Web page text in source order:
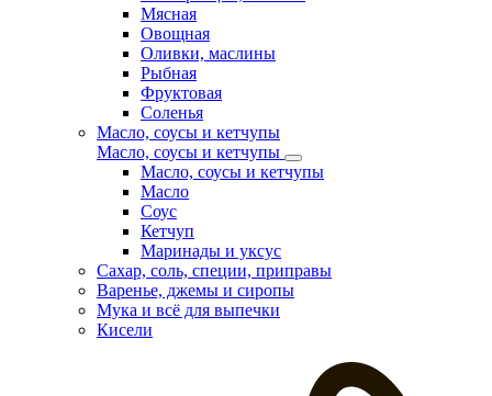
Мясная
Овощная
Оливки, маслины
Рыбная
Фруктовая
Соленья
Масло, соусы и кетчупы
Масло, соусы и кетчупы
Масло, соусы и кетчупы
Масло
Соус
Кетчуп
Маринады и уксус
Сахар, соль, специи, приправы
Варенье, джемы и сиропы
Мука и всё для выпечки
Кисели